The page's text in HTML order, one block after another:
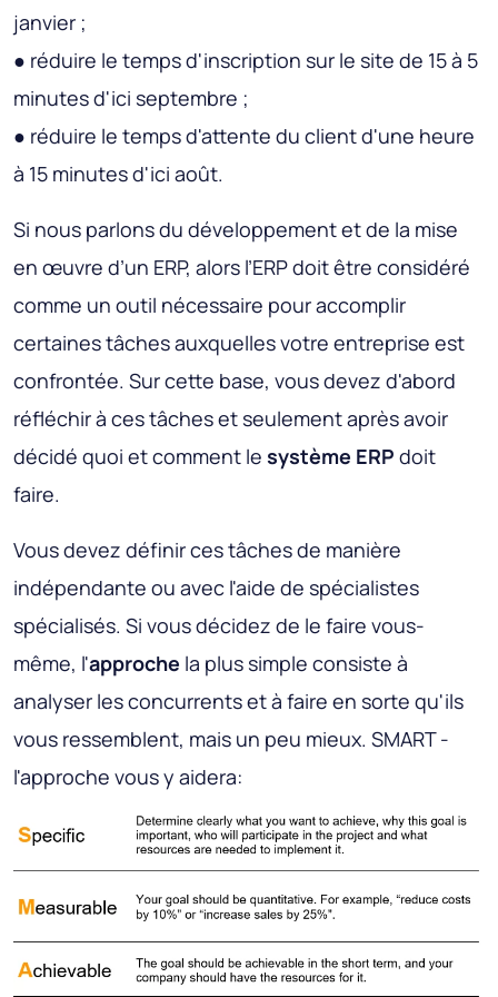
janvier ;
● réduire le temps d'inscription sur le site de 15 à 5
minutes d'ici septembre ;
● réduire le temps d'attente du client d'une heure
à 15 minutes d'ici août.
Si nous parlons du développement et de la mise
en œuvre d’un ERP, alors l’ERP doit être considéré
comme un outil nécessaire pour accomplir
certaines tâches auxquelles votre entreprise est
confrontée. Sur cette base, vous devez d'abord
réfléchir à ces tâches et seulement après avoir
décidé quoi et comment le système ERP doit
faire.
Vous devez définir ces tâches de manière
indépendante ou avec l'aide de spécialistes
spécialisés. Si vous décidez de le faire vous-
même, l'approche la plus simple consiste à
analyser les concurrents et à faire en sorte qu'ils
vous ressemblent, mais un peu mieux. SMART -
l'approche vous y aidera: